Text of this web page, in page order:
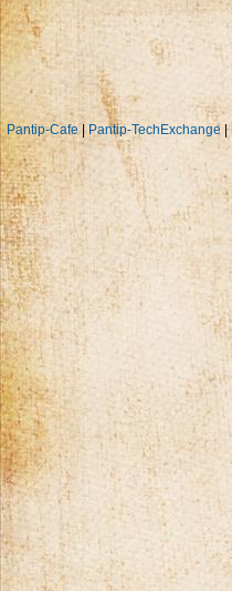
Pantip-Cafe| Pantip-TechExchange |